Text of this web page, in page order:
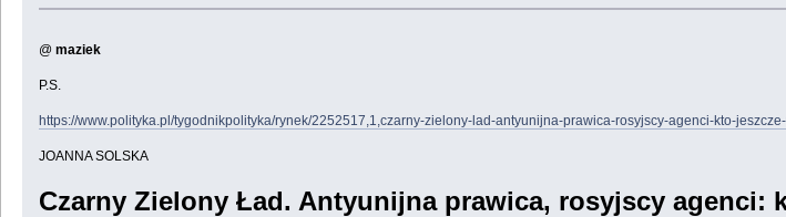
@ maziek
P.S.
https://www.polityka.pl/tygodnikpolityka/rynek/2252517,1,czarny-zielony-lad-antyunijna-prawica-rosyjscy-agenci-kto-
JOANNA SOLSKA
Czarny Zielony Ład. Antyunijna prawica, rosyjscy agenci: